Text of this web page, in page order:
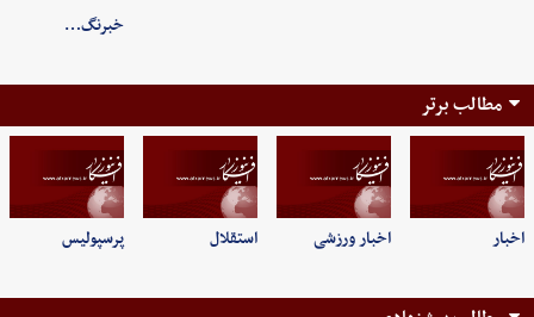
خبرنگ…
مطالب برتر
اخبار اخبار ورزشی استقلال پرسپولیس